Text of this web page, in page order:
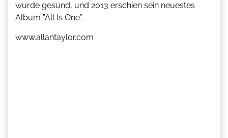
wurde gesund, und 2013 erschien sein neuestes
Album ”All Is One”.
www.allantaylor.com